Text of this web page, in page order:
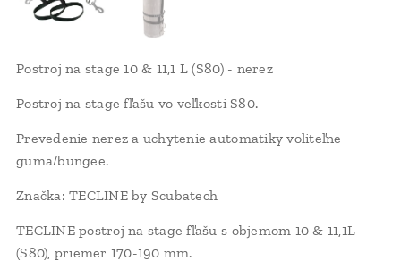
Postroj na stage 10 & 11,1 L (S80) - nerez
Postroj na stage fľašu vo veľkosti S80.
Prevedenie nerez a uchytenie automatiky voliteľne
guma/bungee.
Značka: TECLINE by Scubatech
TECLINE postroj na stage fľašu s objemom 10 & 11,1L
(S80), priemer 170-190 mm.